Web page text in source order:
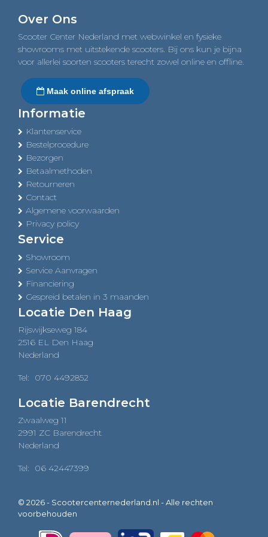
navigation
Over Ons
Scooter Center Nederland met webwinkel en fysieke
showrooms met uitstekende scooters. Bij ons kun je bijna
voor allerlei soorten scooters terecht zowel online en offline.
Maak online afspraak
Informatie
Klantenservice
Bestelprocedure
Bezorgen
Betaalmethoden
Retourneren
Contact
Algemene voorwaarden
Privacy policy
Service
Showroom
Service Aanvragen
Financiering
Gespreid betalen in 3 maanden
Locatie Den Haag
Rijswijkseweg 184
2516 EL Den Haag
Nederland
Tel: 070 4492852
Locatie Barendrecht
Zwaalweg 11
2991 ZC Barendrecht
Nederland
Tel: 06 42447399
© 2026 - Scootercenternederland.nl - Alle rechten
voorbehouden